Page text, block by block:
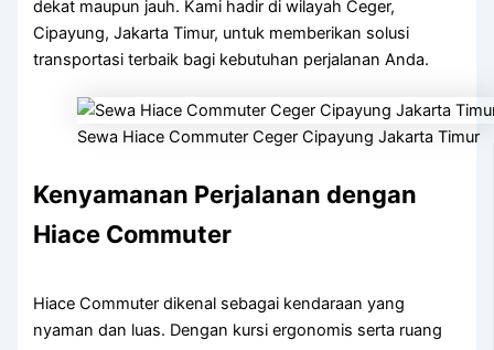
dekat maupun jauh. Kami hadir di wilayah Ceger,
Cipayung, Jakarta Timur, untuk memberikan solusi
transportasi terbaik bagi kebutuhan perjalanan Anda.
Sewa Hiace Commuter Ceger Cipayung Jakarta Timur
Kenyamanan Perjalanan dengan
Hiace Commuter
Hiace Commuter dikenal sebagai kendaraan yang
nyaman dan luas. Dengan kursi ergonomis serta ruang